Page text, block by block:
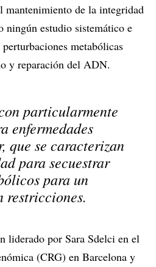
mantenimiento de la integridad
ningún estudio sistemático e
metabólicas
y reparación del ADN.
particularmente
enfermedades
que se caracterizan
para secuestrar
para un
restricciones.
liderado por Sara Sdelci en el
(CRG) en Barcelona y